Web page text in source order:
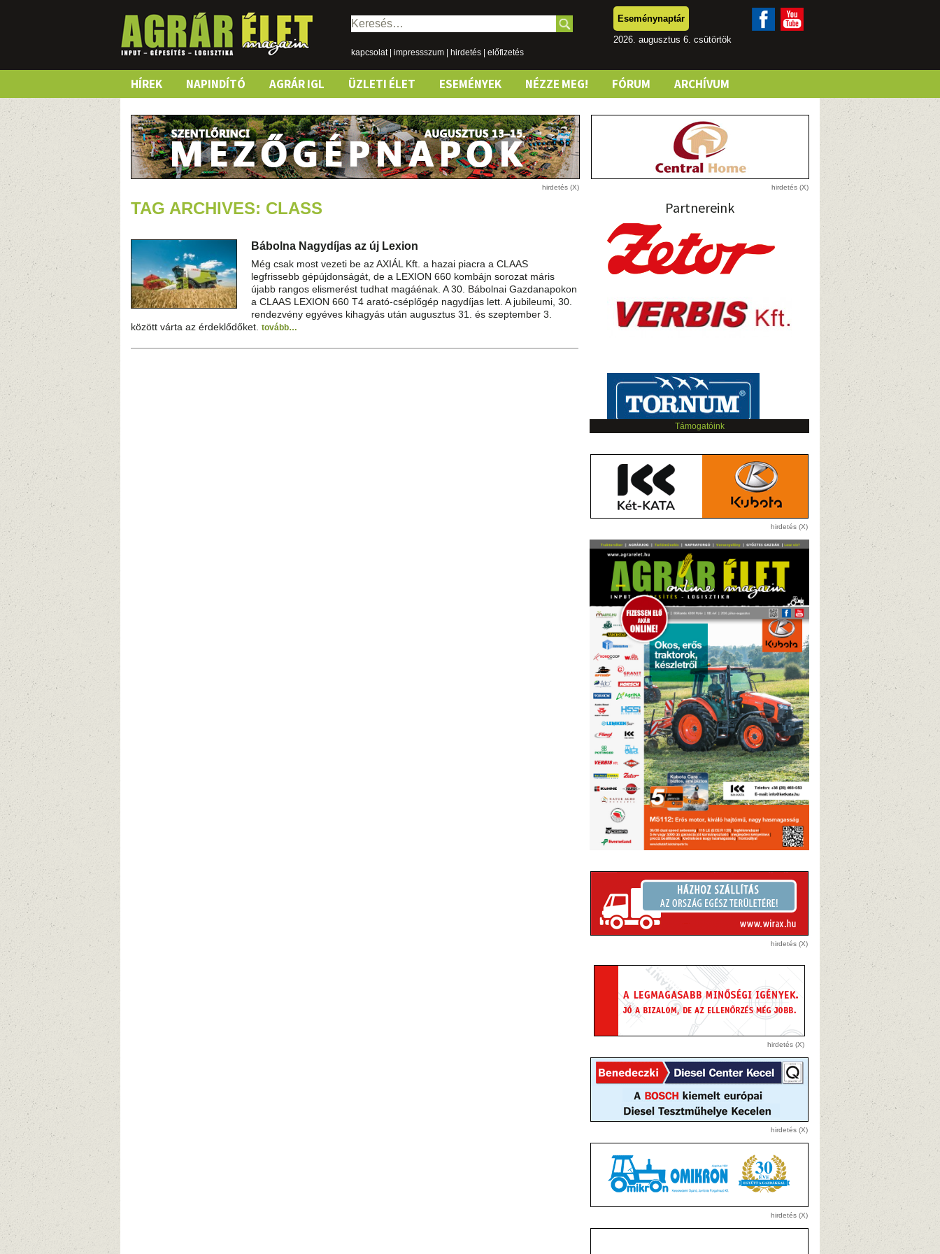
Keresés:
kapcsolat| impressszum hirdetés előfizetés
Eseménynaptár
2026. augusztus 6. csütörtök
Skip
content
HÍREK NAPINDÍTÓ AGRÁR IGL ÜZLETI ÉLET ESEMÉNYEK NÉZZE MEG! FÓRUM ARCHÍVUM
TAG ARCHIVES: CLASS
Bábolna Nagydíjas az új Lexion
Még csak most vezeti be az AXIÁL Kft. a hazai piacra a CLAAS
legfrissebb gépújdonságát, de a LEXION 660 kombájn sorozat máris
újabb rangos elismerést tudhat magáénak. A 30. Bábolnai Gazdanapokon
a CLAAS LEXION 660 T4 arató-cséplőgép nagydíjas lett. A jubileumi, 30.
rendezvény egyéves kihagyás után augusztus 31. és szeptember 3.
között várta az érdeklődőket. tovább…
Partnereink